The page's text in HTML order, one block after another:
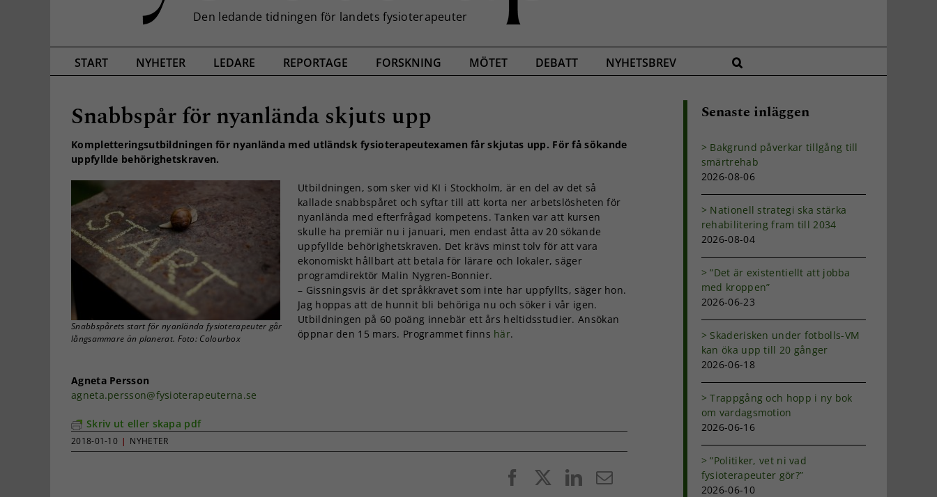
START NYHETER LEDARE REPORTAGE FORSKNING MÖTET DEBATT NYHETSBREV
Snabbspår för nyanlända skjuts upp
Kompletteringsutbildningen för nyanlända med utländsk fysioterapeutexamen får skjutas upp. För få sökande
uppfyllde behörighetskraven.
Snabbspårets start för nyanlända fysioterapeuter går
långsammare än planerat. Foto: Colourbox
Utbildningen, som sker vid KI i Stockholm, är en del av det så
kallade snabbspåret och syftar till att korta ner arbetslösheten för
nyanlända med efterfrågad kompetens. Tanken var att kursen
skulle ha premiär nu i januari, men endast åtta av 20 sökande
uppfyllde behörighetskraven. Det krävs minst tolv för att vara
ekonomiskt hållbart att betala för lärare och lokaler, säger
programdirektör Malin Nygren-Bonnier.
– Gissningsvis är det språkkravet som inte har uppfyllts, säger hon.
Jag hoppas att de hunnit bli behöriga nu och söker i vår igen.
Utbildningen på 60 poäng innebär ett års heltidsstudier. Ansökan
öppnar den 15 mars. Programmet finns här.
Agneta Persson
agneta.persson@fysioterapeuterna.se
Skriv ut eller skapa pdf
2018-01-10 | NYHETER
FacebookLinkedIn
E-
Senaste inläggen
Bakgrund påverkar tillgång till
smärtrehab
2026-08-06
Nationell strategi ska stärka
rehabilitering fram till 2034
2026-08-04
”Det är existentiellt att jobba
med kroppen”
2026-06-23
Skaderisken under fotbolls-VM
kan öka upp till 20 gånger
2026-06-18
Trappgång och hopp i ny bok
om vardagsmotion
2026-06-16
”Politiker, vet ni vad
fysioterapeuter gör?”
2026-06-10